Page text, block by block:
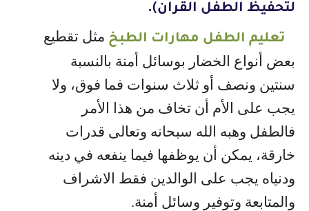
لتحفيظ الطفل القران).
تعليم الطفل مهارات الطبخ مثل تقطيع
بعض أنواع الخضار بوسائل أمنة بالنسبة
سنتين ونصف أو ثلاث سنوات فما فوق، ولا
يجب على الأم أن تخاف من هذا الأمر
فالطفل وهبه الله سبحانه وتعالى قدرات
خارقة، يمكن أن يوظفها فيما ينفعه في دينه
ودنياه يجب على الوالدين فقط الاشراف
والمتابعة وتوفير وسائل أمنة.